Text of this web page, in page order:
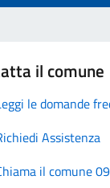
il comune
le domande
Assistenza
il comune